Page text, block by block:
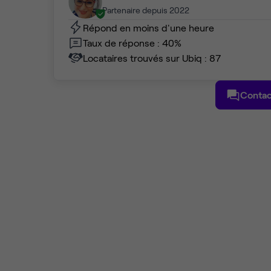
Partenaire depuis 2022
Répond en moins d'une heure
Taux de réponse : 40%
Locataires trouvés sur Ubiq : 87